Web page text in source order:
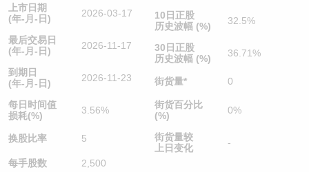
上市日期
(年-月-日)
2026-03-17
最后交易日
(年-月-日)
2026-11-17
到期日
(年-月-日)
2026-11-23
每日时间值
损耗(%)
3.56%
换股比率 5
每手股数 2,500
10日正股
历史波幅 (%)
32.5%
30日正股
历史波幅 (%)
36.71%
街货量* 0
街货百分比
(%)
0%
街货量较
上日变化
-